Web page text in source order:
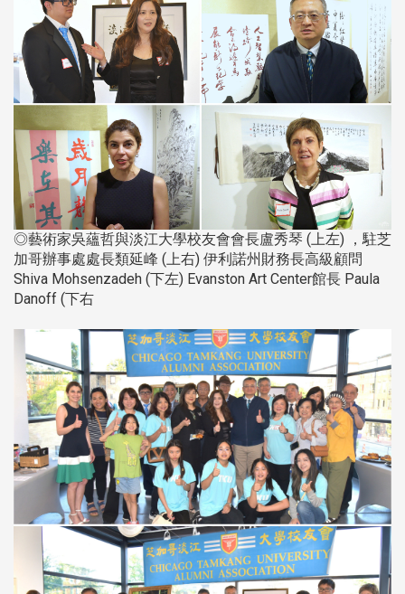
◎藝術家吳蘊哲與淡江大學校友會會長盧秀琴 (上左) ，駐芝
加哥辦事處處長類延峰 (上右) 伊利諾州財務長高級顧問
Shiva Mohsenzadeh (下左) Evanston Art Center館長 Paula
Danoff (下右